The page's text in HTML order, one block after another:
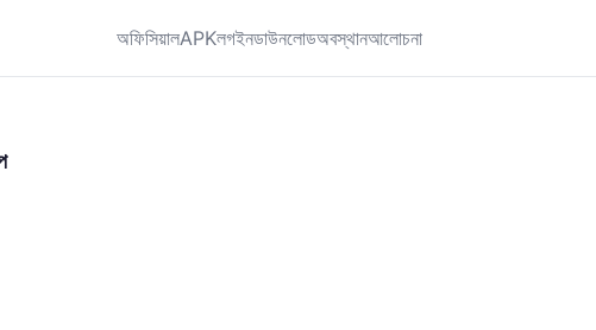
অফিসিয়ালAPKলগইনডাউনলোডঅবস্থানআলোচনা